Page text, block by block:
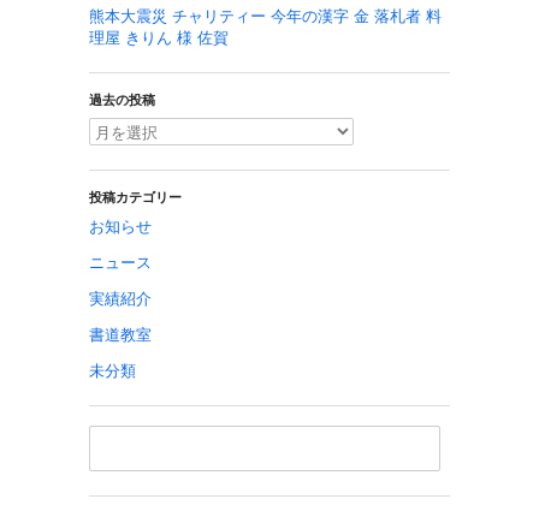
熊本大震災 チャリティー 今年の漢字 金 落札者 料
理屋 きりん 様 佐賀
過去の投稿
投稿カテゴリー
お知らせ
ニュース
実績紹介
書道教室
未分類